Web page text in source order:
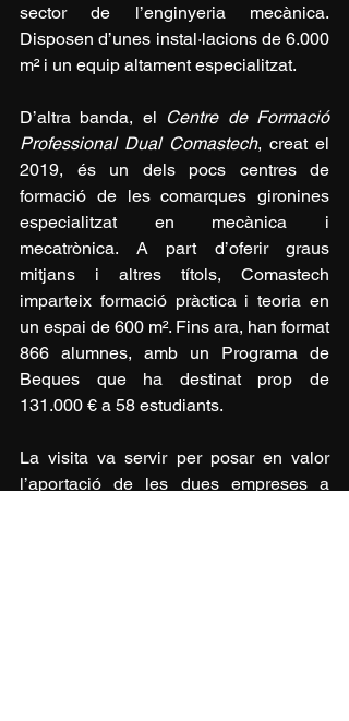
sector de l’enginyeria mecànica.
Disposen d’unes instal·lacions de 6.000
m² i un equip altament especialitzat.
D’altra banda, el Centre de Formació
Professional Dual Comastech, creat el
2019, és un dels pocs centres de
formació de les comarques gironines
especialitzat en mecànica i
mecatrònica. A part d’oferir graus
mitjans i altres títols, Comastech
imparteix formació pràctica i teoria en
un espai de 600 m². Fins ara, han format
866 alumnes, amb un Programa de
Beques que ha destinat prop de
131.000 € a 58 estudiants.
La visita va servir per posar en valor
l’aportació de les dues empreses a